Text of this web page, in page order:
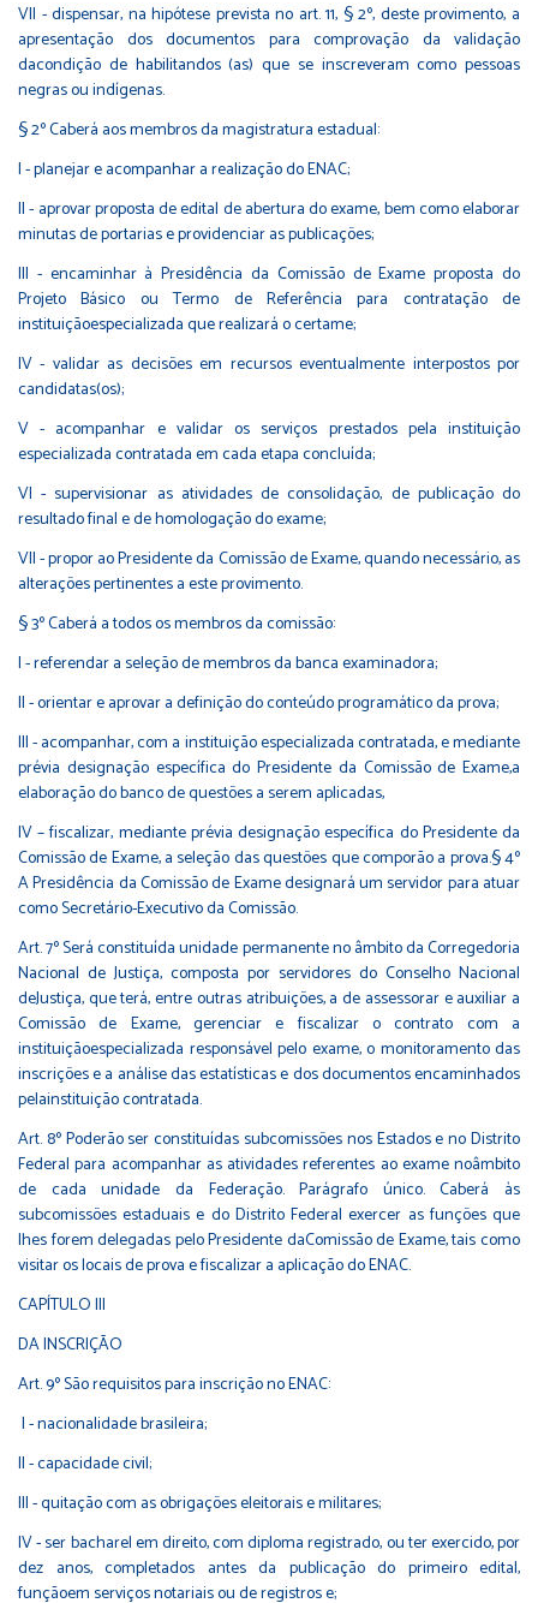
VII - dispensar, na hipótese prevista no art. 11, § 2º, deste provimento, a
apresentação dos documentos para comprovação da validação
dacondição de habilitandos (as) que se inscreveram como pessoas
negras ou indígenas.
§ 2º Caberá aos membros da magistratura estadual:
I - planejar e acompanhar a realização do ENAC;
II - aprovar proposta de edital de abertura do exame, bem como elaborar
minutas de portarias e providenciar as publicações;
III - encaminhar à Presidência da Comissão de Exame proposta do
Projeto Básico ou Termo de Referência para contratação de
instituiçãoespecializada que realizará o certame;
IV - validar as decisões em recursos eventualmente interpostos por
candidatas(os);
V - acompanhar e validar os serviços prestados pela instituição
especializada contratada em cada etapa concluída;
VI - supervisionar as atividades de consolidação, de publicação do
resultado final e de homologação do exame;
VII - propor ao Presidente da Comissão de Exame, quando necessário, as
alterações pertinentes a este provimento.
§ 3º Caberá a todos os membros da comissão:
I - referendar a seleção de membros da banca examinadora;
II - orientar e aprovar a definição do conteúdo programático da prova;
III - acompanhar, com a instituição especializada contratada, e mediante
prévia designação específica do Presidente da Comissão de Exame,a
elaboração do banco de questões a serem aplicadas,
IV – fiscalizar, mediante prévia designação específica do Presidente da
Comissão de Exame, a seleção das questões que comporão a prova.§ 4º
A Presidência da Comissão de Exame designará um servidor para atuar
como Secretário-Executivo da Comissão.
Art. 7º Será constituída unidade permanente no âmbito da Corregedoria
Nacional de Justiça, composta por servidores do Conselho Nacional
deJustiça, que terá, entre outras atribuições, a de assessorar e auxiliar a
Comissão de Exame, gerenciar e fiscalizar o contrato com a
instituiçãoespecializada responsável pelo exame, o monitoramento das
inscrições e a análise das estatísticas e dos documentos encaminhados
pelainstituição contratada.
Art. 8º Poderão ser constituídas subcomissões nos Estados e no Distrito
Federal para acompanhar as atividades referentes ao exame noâmbito
de cada unidade da Federação. Parágrafo único. Caberá às
subcomissões estaduais e do Distrito Federal exercer as funções que
lhes forem delegadas pelo Presidente daComissão de Exame, tais como
visitar os locais de prova e fiscalizar a aplicação do ENAC.
CAPÍTULO III
DA INSCRIÇÃO
Art. 9º São requisitos para inscrição no ENAC:
I - nacionalidade brasileira;
II - capacidade civil;
III - quitação com as obrigações eleitorais e militares;
IV - ser bacharel em direito, com diploma registrado, ou ter exercido, por
dez anos, completados antes da publicação do primeiro edital,
funçãoem serviços notariais ou de registros e;